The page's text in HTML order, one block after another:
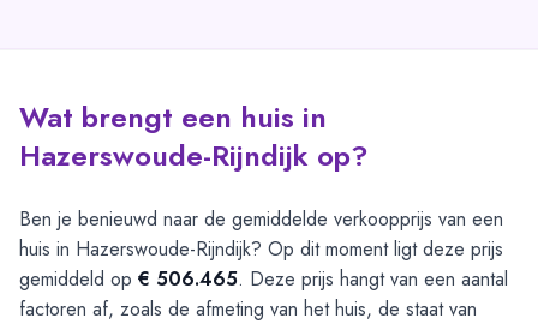
Wat brengt een huis in
Hazerswoude-Rijndijk op?
Ben je benieuwd naar de gemiddelde verkoopprijs van een
huis in Hazerswoude-Rijndijk? Op dit moment ligt deze prijs
gemiddeld op € 506.465. Deze prijs hangt van een aantal
factoren af, zoals de afmeting van het huis, de staat van